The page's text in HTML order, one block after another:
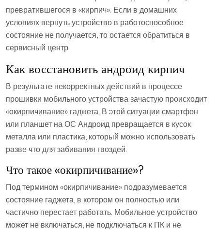
превратившегося в «кирпич». Если в домашних
условиях вернуть устройство в работоспособное
состояние не получается, то остается обратиться в
сервисный центр.
Как восстановить андроид кирпич
В результате некорректных действий в процессе
прошивки мобильного устройства зачастую происходит
«окирпичивание» гаджета. В этой ситуации смартфон
или планшет на ОС Андроид превращается в кусок
металла или пластика, который можно использовать
разве что для забивания гвоздей.
Что такое «окирпичивание»?
Под термином «окирпичивание» подразумевается
состояние гаджета, в котором он полностью или
частично перестает работать. Мобильное устройство
может не включаться, не подключаться к ПК и не